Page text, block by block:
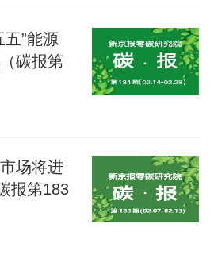
训练”，
Token生产的“新
能助手每次回复消耗的
”在哪里？
是建在人口稠密的东
”能源
碳报第
场将进
报第183